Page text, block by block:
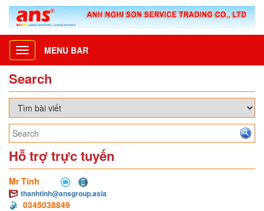
Toggle
navigation
MENU BAR
Search
Hỗ trợ trực tuyến
Mr Tính
thanhtinh@ansgroup.asia
0345038849